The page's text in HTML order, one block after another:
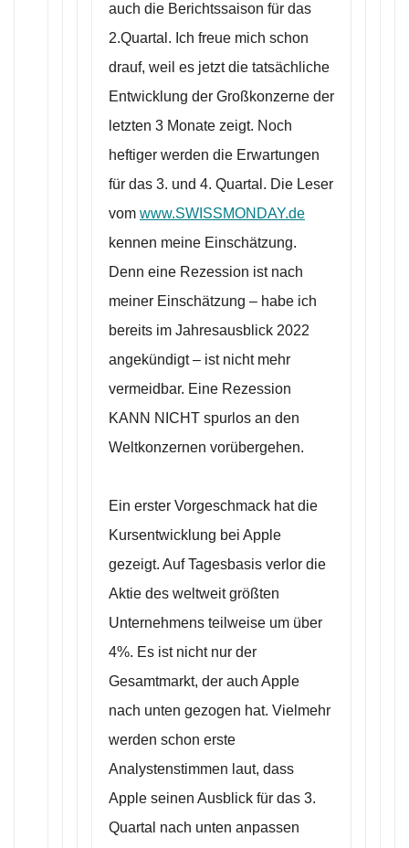
auch die Berichtssaison für das
2.Quartal. Ich freue mich schon
drauf, weil es jetzt die tatsächliche
Entwicklung der Großkonzerne der
letzten 3 Monate zeigt. Noch
heftiger werden die Erwartungen
für das 3. und 4. Quartal. Die Leser
vom www.SWISSMONDAY.de
kennen meine Einschätzung.
Denn eine Rezession ist nach
meiner Einschätzung – habe ich
bereits im Jahresausblick 2022
angekündigt – ist nicht mehr
vermeidbar. Eine Rezession
KANN NICHT spurlos an den
Weltkonzernen vorübergehen.
Ein erster Vorgeschmack hat die
Kursentwicklung bei Apple
gezeigt. Auf Tagesbasis verlor die
Aktie des weltweit größten
Unternehmens teilweise um über
4%. Es ist nicht nur der
Gesamtmarkt, der auch Apple
nach unten gezogen hat. Vielmehr
werden schon erste
Analystenstimmen laut, dass
Apple seinen Ausblick für das 3.
Quartal nach unten anpassen